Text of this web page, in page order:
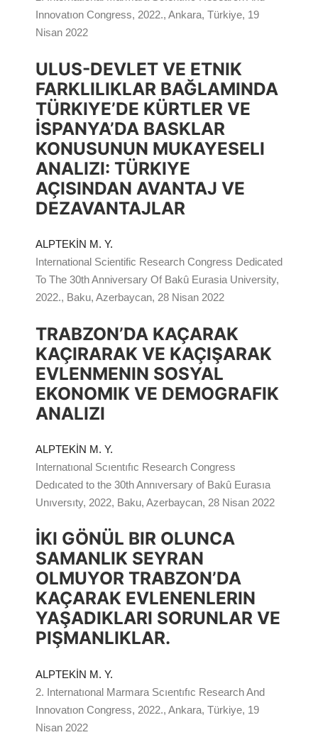
Innovatıon Congress, 2022., Ankara, Türkiye, 19
Nisan 2022
ULUS-DEVLET VE ETNIK
FARKLILIKLAR BAĞLAMINDA
TÜRKIYE’DE KÜRTLER VE
İSPANYA’DA BASKLAR
KONUSUNUN MUKAYESELI
ANALIZI: TÜRKIYE
AÇISINDAN AVANTAJ VE
DEZAVANTAJLAR
ALPTEKİN M. Y.
International Scientific Research Congress Dedicated
To The 30th Anniversary Of Bakû Eurasia University,
2022., Baku, Azerbaycan, 28 Nisan 2022
TRABZON’DA KAÇARAK
KAÇIRARAK VE KAÇIŞARAK
EVLENMENIN SOSYAL
EKONOMIK VE DEMOGRAFIK
ANALIZI
ALPTEKİN M. Y.
Internatıonal Scıentıfıc Research Congress
Dedıcated to the 30th Annıversary of Bakû Eurasıa
Unıversıty, 2022, Baku, Azerbaycan, 28 Nisan 2022
İKI GÖNÜL BIR OLUNCA
SAMANLIK SEYRAN
OLMUYOR TRABZON’DA
KAÇARAK EVLENENLERIN
YAŞADIKLARI SORUNLAR VE
PIŞMANLIKLAR.
ALPTEKİN M. Y.
2. Internatıonal Marmara Scıentıfıc Research And
Innovatıon Congress, 2022., Ankara, Türkiye, 19
Nisan 2022